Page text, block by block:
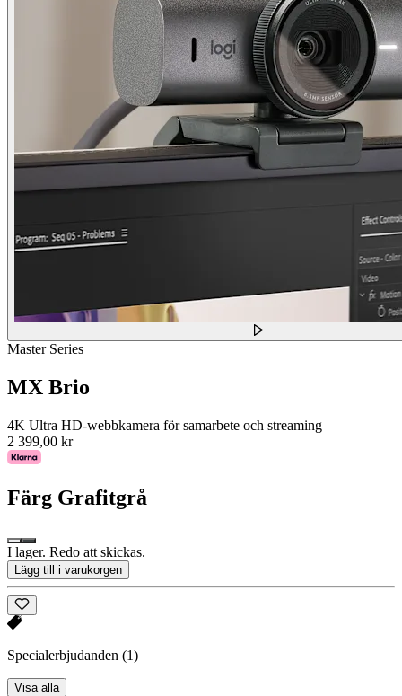
Master Series
MX Brio
4K Ultra HD-webbkamera för samarbete och streaming
2 399,00 kr
Färg Grafitgrå
I lager. Redo att skickas.
Lägg till i varukorgen
Specialerbjudanden (1)
Visa alla